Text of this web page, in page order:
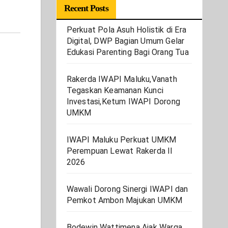
Recent Posts
Perkuat Pola Asuh Holistik di Era
Digital, DWP Bagian Umum Gelar
Edukasi Parenting Bagi Orang Tua
Rakerda IWAPI Maluku,Vanath
Tegaskan Keamanan Kunci
Investasi,Ketum IWAPI Dorong
UMKM
IWAPI Maluku Perkuat UMKM
Perempuan Lewat Rakerda II
2026
Wawali Dorong Sinergi IWAPI dan
Pemkot Ambon Majukan UMKM